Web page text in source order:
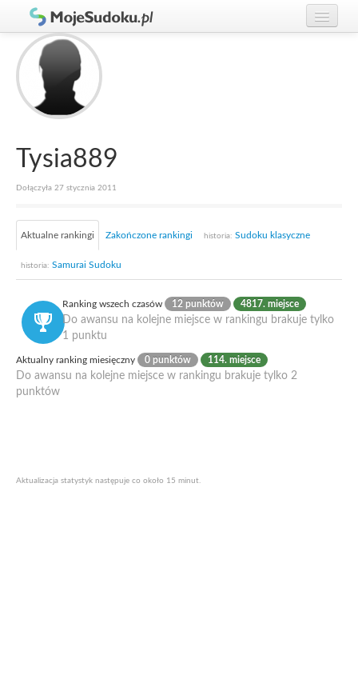
Graj w Sudoku!
Zasady Sudoku
Rankingi
Gracze
Tysia889
Dołączyła 27 stycznia 2011
Aktualne rankingi Zakończone rankingi historia: Sudoku klasyczne
historia: Samurai Sudoku
Ranking wszech czasów 12 punktów 4817. miejsce
Do awansu na kolejne miejsce w rankingu brakuje tylko
1 punktu
Aktualny ranking miesięczny 0 punktów 114. miejsce
Do awansu na kolejne miejsce w rankingu brakuje tylko 2
punktów
Aktualizacja statystyk następuje co około 15 minut.